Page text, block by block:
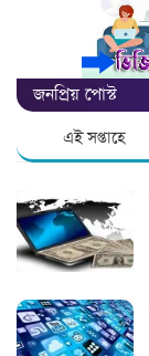
জনপ্রিয় পোস্ট
এই সপ্তাহে